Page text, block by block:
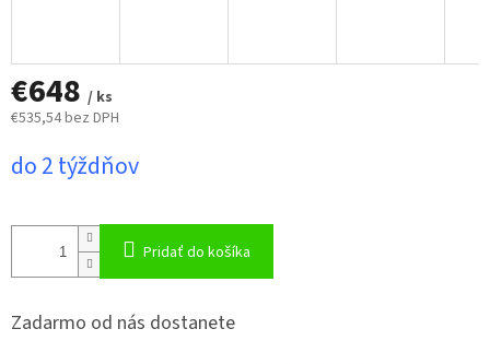
€648 / ks
€535,54 bez DPH
cena:
do 2 týždňov
Pridať do košíka
Zadarmo od nás dostanete